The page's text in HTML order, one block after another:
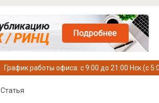
График работы офиса: с 9:00 до 21:00 Нск (с
Статья